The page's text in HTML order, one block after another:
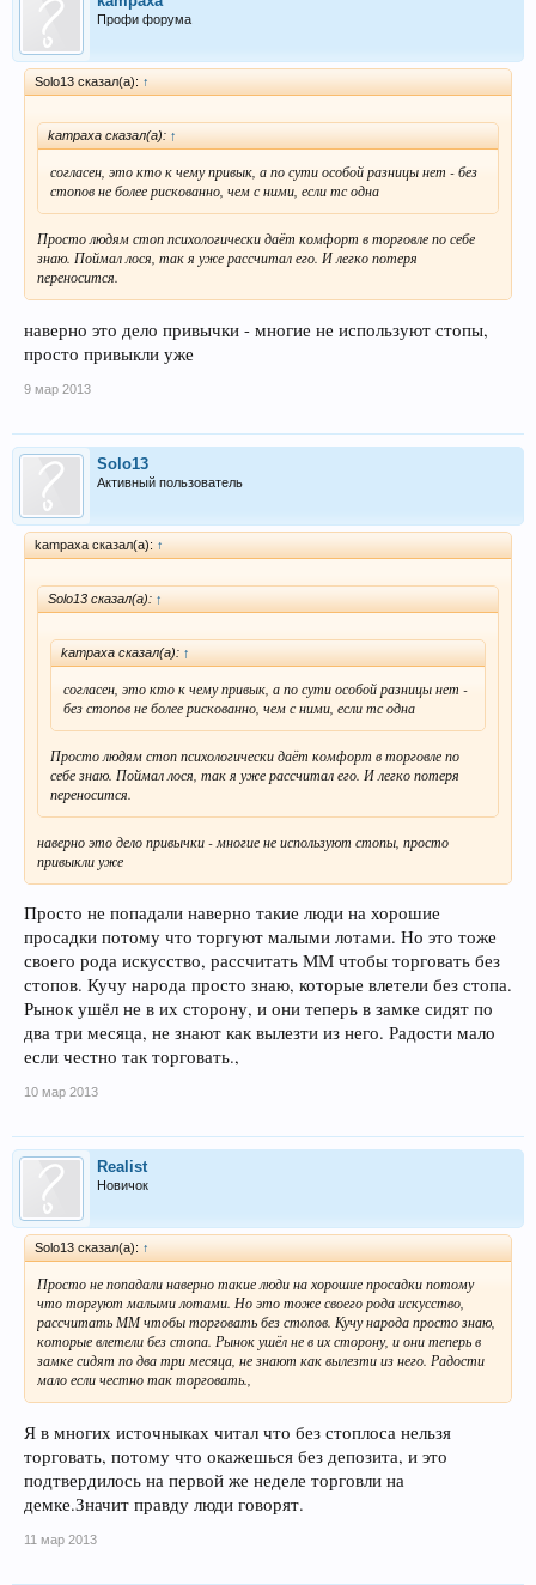
Профи форума
Solo13 сказал(а): ↑
kampaxa сказал(а): ↑
согласен, это кто к чему привык, а по сути особой разницы нет - без
стопов не более рискованно, чем с ними, если тс одна
Просто людям стоп психологически даёт комфорт в торговле по себе
знаю. Поймал лося, так я уже рассчитал его. И легко потеря
переносится.
наверно это дело привычки - многие не используют стопы,
просто привыкли уже
9 мар 2013
Solo13
Активный пользователь
kampaxa сказал(а): ↑
Solo13 сказал(а): ↑
kampaxa сказал(а): ↑
согласен, это кто к чему привык, а по сути особой разницы нет -
без стопов не более рискованно, чем с ними, если тс одна
Просто людям стоп психологически даёт комфорт в торговле по
себе знаю. Поймал лося, так я уже рассчитал его. И легко потеря
переносится.
наверно это дело привычки - многие не используют стопы, просто
привыкли уже
Просто не попадали наверно такие люди на хорошие
просадки потому что торгуют малыми лотами. Но это тоже
своего рода искусство, рассчитать ММ чтобы торговать без
стопов. Кучу народа просто знаю, которые влетели без стопа.
Рынок ушёл не в их сторону, и они теперь в замке сидят по
два три месяца, не знают как вылезти из него. Радости мало
если честно так торговать.,
10 мар 2013
Realist
Новичок
Solo13 сказал(а): ↑
Просто не попадали наверно такие люди на хорошие просадки потому
что торгуют малыми лотами. Но это тоже своего рода искусство,
рассчитать ММ чтобы торговать без стопов. Кучу народа просто знаю,
которые влетели без стопа. Рынок ушёл не в их сторону, и они теперь в
замке сидят по два три месяца, не знают как вылезти из него. Радости
мало если честно так торговать.,
Я в многих источныках читал что без стоплоса нельзя
торговать, потому что окажешься без депозита, и это
подтвердилось на первой же неделе торговли на
демке.Значит правду люди говорят.
11 мар 2013